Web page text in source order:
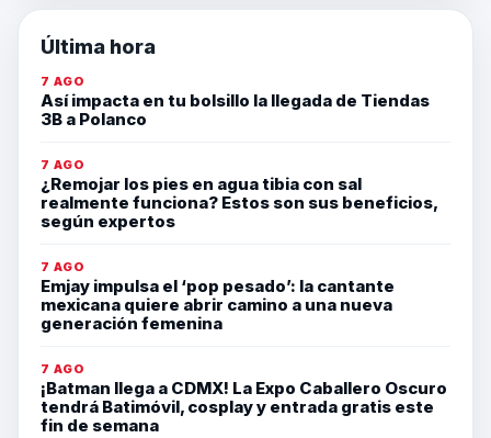
Última hora
7 AGO
Así impacta en tu bolsillo la llegada de Tiendas
3B a Polanco
7 AGO
¿Remojar los pies en agua tibia con sal
realmente funciona? Estos son sus beneficios,
según expertos
7 AGO
Emjay impulsa el ‘pop pesado’: la cantante
mexicana quiere abrir camino a una nueva
generación femenina
7 AGO
¡Batman llega a CDMX! La Expo Caballero Oscuro
tendrá Batimóvil, cosplay y entrada gratis este
fin de semana